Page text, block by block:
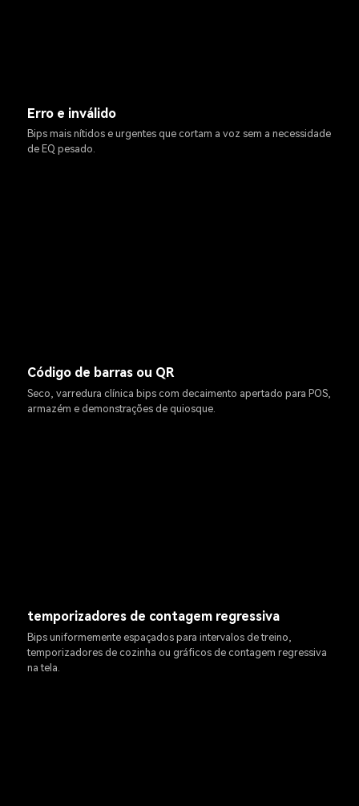
Erro e inválido
Bips mais nítidos e urgentes que cortam a voz sem a necessidade
de EQ pesado.
Código de barras ou QR
Seco, varredura clínica bips com decaimento apertado para POS,
armazém e demonstrações de quiosque.
temporizadores de contagem regressiva
Bips uniformemente espaçados para intervalos de treino,
temporizadores de cozinha ou gráficos de contagem regressiva
na tela.